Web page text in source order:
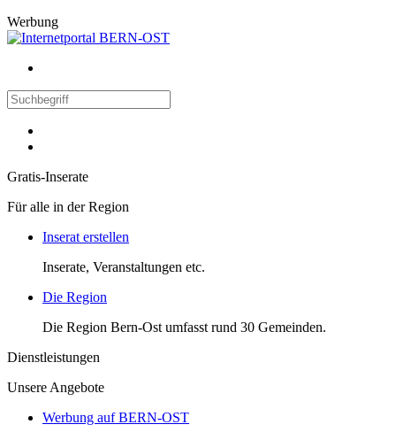
Werbung
Gratis-Inserate
Für alle in der Region
Inserat erstellen
Inserate, Veranstaltungen etc.
Die Region
Die Region Bern-Ost umfasst rund 30 Gemeinden.
Dienstleistungen
Unsere Angebote
Werbung auf BERN-OST